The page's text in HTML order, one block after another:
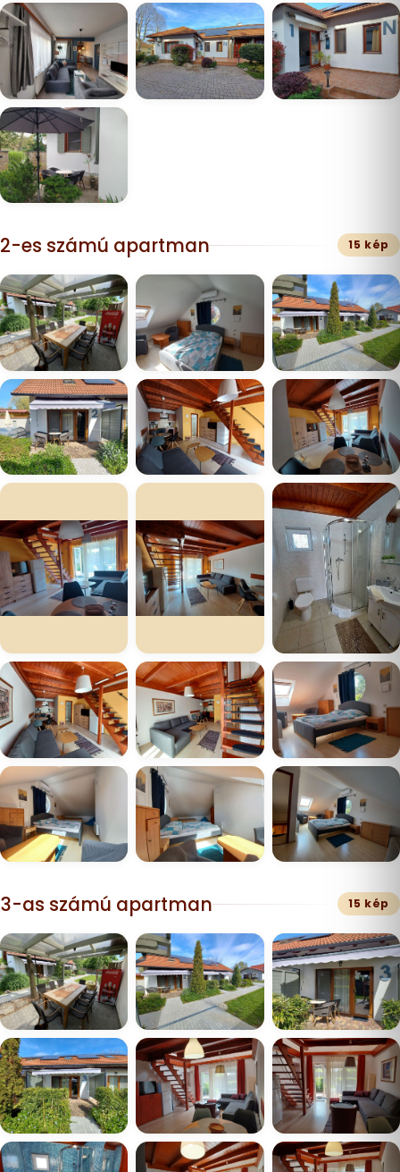
2-es számú apartman 15 kép
3-as számú apartman 15 kép